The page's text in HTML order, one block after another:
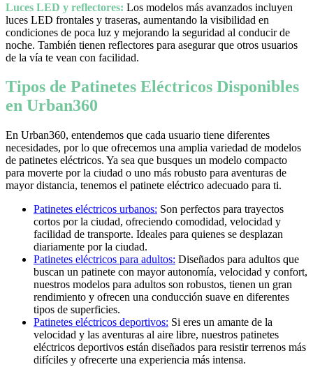
Luces LED y reflectores: Los modelos más avanzados incluyen
luces LED frontales y traseras, aumentando la visibilidad en
condiciones de poca luz y mejorando la seguridad al conducir de
noche. También tienen reflectores para asegurar que otros usuarios
de la vía te vean con facilidad.
Tipos de Patinetes Eléctricos Disponibles
en Urban360
En Urban360, entendemos que cada usuario tiene diferentes
necesidades, por lo que ofrecemos una amplia variedad de modelos
de patinetes eléctricos. Ya sea que busques un modelo compacto
para moverte por la ciudad o uno más robusto para aventuras de
mayor distancia, tenemos el patinete eléctrico adecuado para ti.
Patinetes eléctricos urbanos: Son perfectos para trayectos
cortos por la ciudad, ofreciendo comodidad, velocidad y
facilidad de transporte. Ideales para quienes se desplazan
diariamente por la ciudad.
Patinetes eléctricos para adultos: Diseñados para adultos que
buscan un patinete con mayor autonomía, velocidad y confort,
nuestros modelos para adultos son robustos, tienen un gran
rendimiento y ofrecen una conducción suave en diferentes
tipos de superficies.
Patinetes eléctricos deportivos: Si eres un amante de la
velocidad y las aventuras al aire libre, nuestros patinetes
eléctricos deportivos están diseñados para resistir terrenos más
difíciles y ofrecerte una experiencia más intensa.